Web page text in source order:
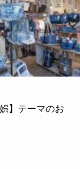
】テーマのお